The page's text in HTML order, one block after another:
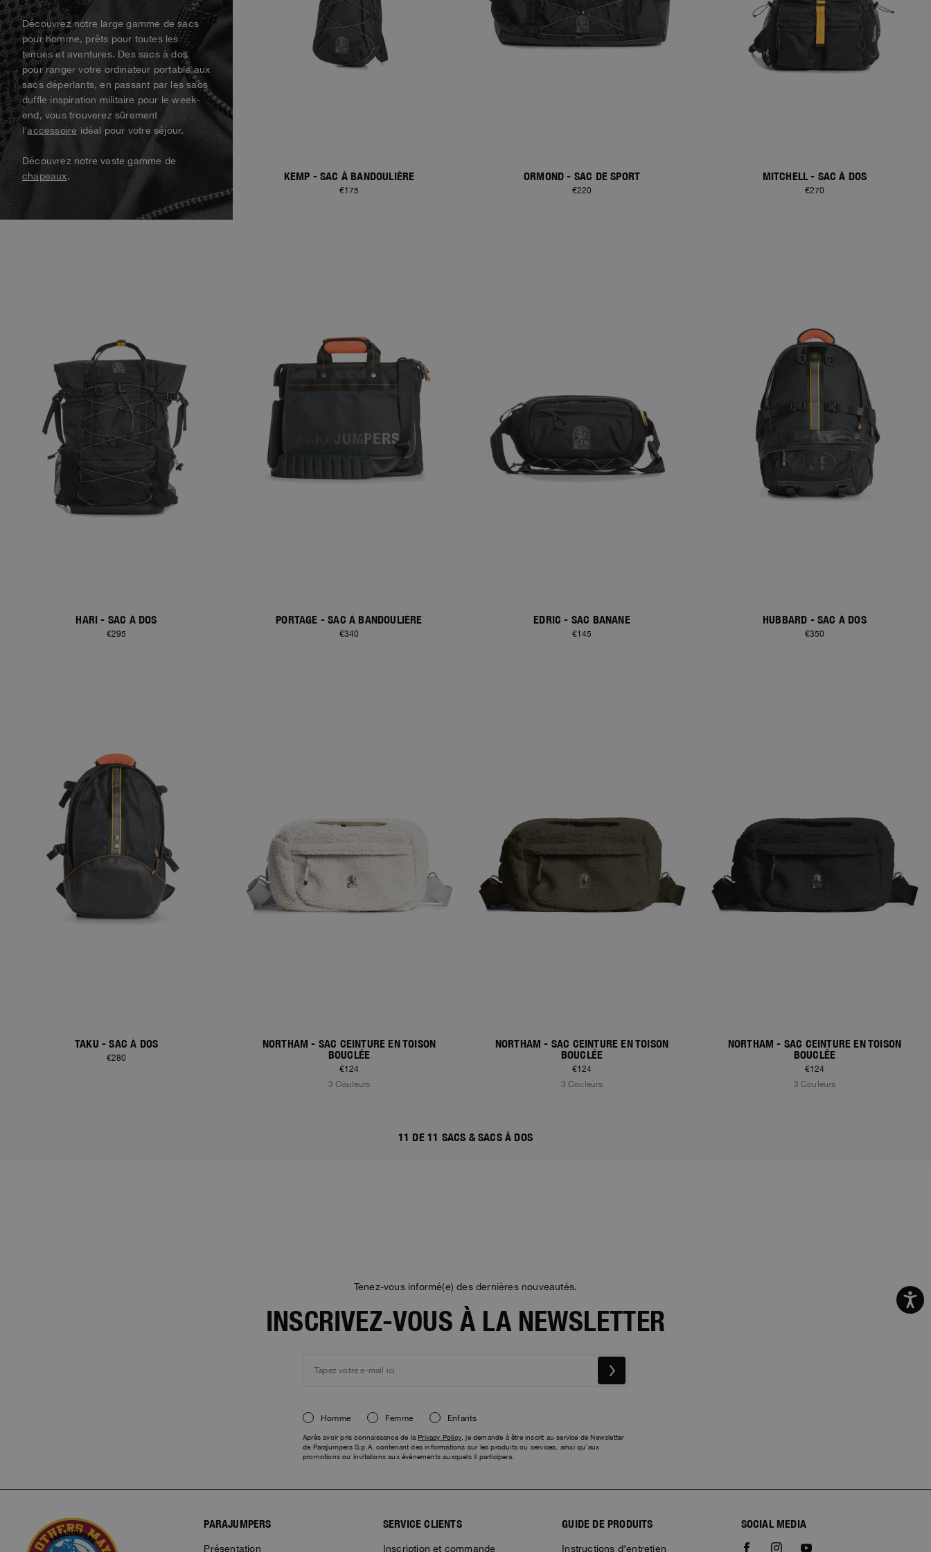
Doudounes Sans
Manch
Maillots de Bain
Veste Parka
Voir tout
Manch
Parkas
Voir tout
Alaskan Bush Pilot
View All
Découvrez notre large gamme de sacs
pour homme, prêts pour toutes les
tenues et aventures. Des sacs à dos
pour ranger votre ordinateur portable aux
sacs déperlants, en passant par les sacs
duffle inspiration militaire pour le week-
end, vous trouverez sûrement
l'accessoire idéal pour votre séjour.
Découvrez notre vaste gamme de
chapeaux. KEMP - SAC À BANDOULIÈRE
€175
ORMOND - SAC DE SPORT
€220
MITCHELL - SAC À DOS
€270
HARI - SAC À DOS
€295
PORTAGE - SAC À BANDOULIÈRE
€340
EDRIC - SAC BANANE
€145
HUBBARD - SAC À DOS
€350
TAKU - SAC À DOS
€280
NORTHAM - SAC CEINTURE EN TOISON
BOUCLÉE
€124
3 Couleurs
NORTHAM - SAC CEINTURE EN TOISON
BOUCLÉE
€124
3 Couleurs
NORTHAM - SAC CEINTURE EN TOISON
BOUCLÉE
€124
3 Couleurs
11 DE 11 SACS & SACS À DOS
Tenez-vous informé(e) des dernières nouveautés.
INSCRIVEZ-VOUS À LA NEWSLETTER
Homme Femme Enfants
Après avoir pris connaissance de laPrivacy Policy, je demande à être inscrit au service de Newsletter
de Parajumpers S.p.A. contenant des informations sur les produits ou services, ainsi qu’aux
promotions ou invitations aux événements auxquels il participera.
PARAJUMPERS
Présentation
SERVICE CLIENTS
Inscription et commande
GUIDE DE PRODUITS
Instructions d'entretien
SOCIAL MEDIA